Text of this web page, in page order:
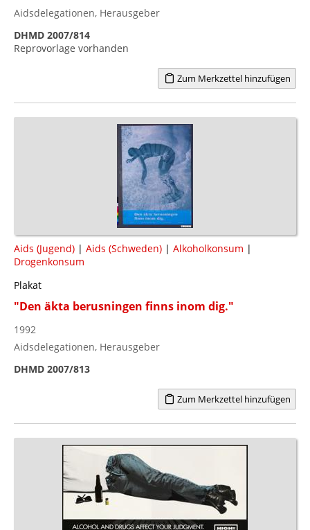
Aidsdelegationen, Herausgeber
DHMD 2007/814
Reprovorlage vorhanden
Zum Merkzettel hinzufügen
Aids (Jugend) | Aids (Schweden) | Alkoholkonsum |
Drogenkonsum
Plakat
"Den äkta berusningen finns inom dig."
1992
Aidsdelegationen, Herausgeber
DHMD 2007/813
Zum Merkzettel hinzufügen